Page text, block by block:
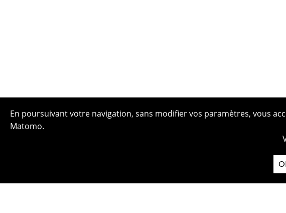
En poursuivant votre navigation, sans modifier vos paramètres, vous
Matomo.